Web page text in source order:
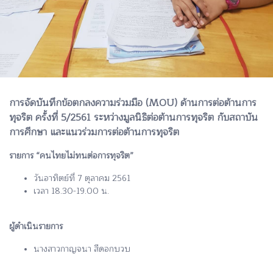
การจัดบันทึกข้อตกลงความร่วมมือ​ (MOU)​ ด้านการต่อต้านการ
ทุจริต​ ครั้งที่​ 5/2561​ ระหว่างมูลนิธิต่อต้านการทุจริต​ กับสถาบัน
การศีกษา​ และแนวร่วมการต่อต้านการทุจริต
รายการ “คนไทยไม่ทนต่อการทุจริต”
วันอาทิตย์ที่ 7 ตุลาคม 2561
เวลา 18.30-19.00 น.
ผู้ดำเนินรายการ
นางสาวกาญจนา สีดอกบวบ